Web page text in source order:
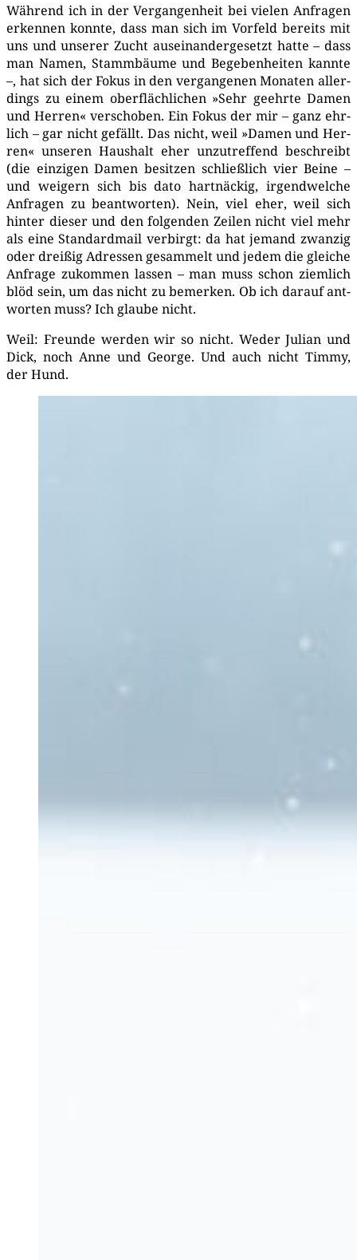
Wäh­rend ich in der Ver­gan­gen­heit bei vie­len Anfra­gen
erken­nen konn­te, dass man sich im Vor­feld bereits mit
uns und unse­rer Zucht aus­ein­an­der­ge­setzt hat­te – dass
man Namen, Stamm­bäu­me und Bege­ben­hei­ten kann­te
–, hat sich der Fokus in den ver­gan­ge­nen Mona­ten aller­
dings zu einem ober­fläch­li­chen »Sehr geehr­te Damen
und Her­ren« ver­scho­ben. Ein Fokus der mir – ganz ehr­
lich – gar nicht gefällt. Das nicht, weil »Damen und Her­
ren« unse­ren Haus­halt eher unzu­tref­fend beschreibt
(die ein­zi­gen Damen besit­zen schließ­lich vier Bei­ne –
und wei­gern sich bis dato hart­nä­ckig, irgend­wel­che
Anfra­gen zu beant­wor­ten). Nein, viel eher, weil sich
hin­ter die­ser und den fol­gen­den Zei­len nicht viel mehr
als eine Stan­dard­mail ver­birgt: da hat jemand zwan­zig
oder drei­ßig Adres­sen gesam­melt und jedem die glei­che
Anfra­ge zukom­men las­sen – man muss schon ziem­lich
blöd sein, um das nicht zu bemer­ken. Ob ich dar­auf ant­
wor­ten muss? Ich glau­be nicht.
Weil: Freun­de wer­den wir so nicht. Weder Juli­an und
Dick, noch Anne und Geor­ge. Und auch nicht Tim­my,
der Hund.